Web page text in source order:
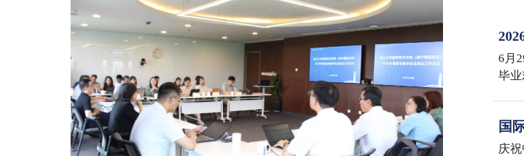
Sail
6月
毕
国
年
庆